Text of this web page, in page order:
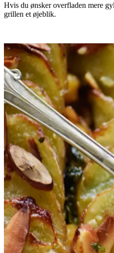
Hvis du ønsker overfladen mere
grillen et øjeblik.